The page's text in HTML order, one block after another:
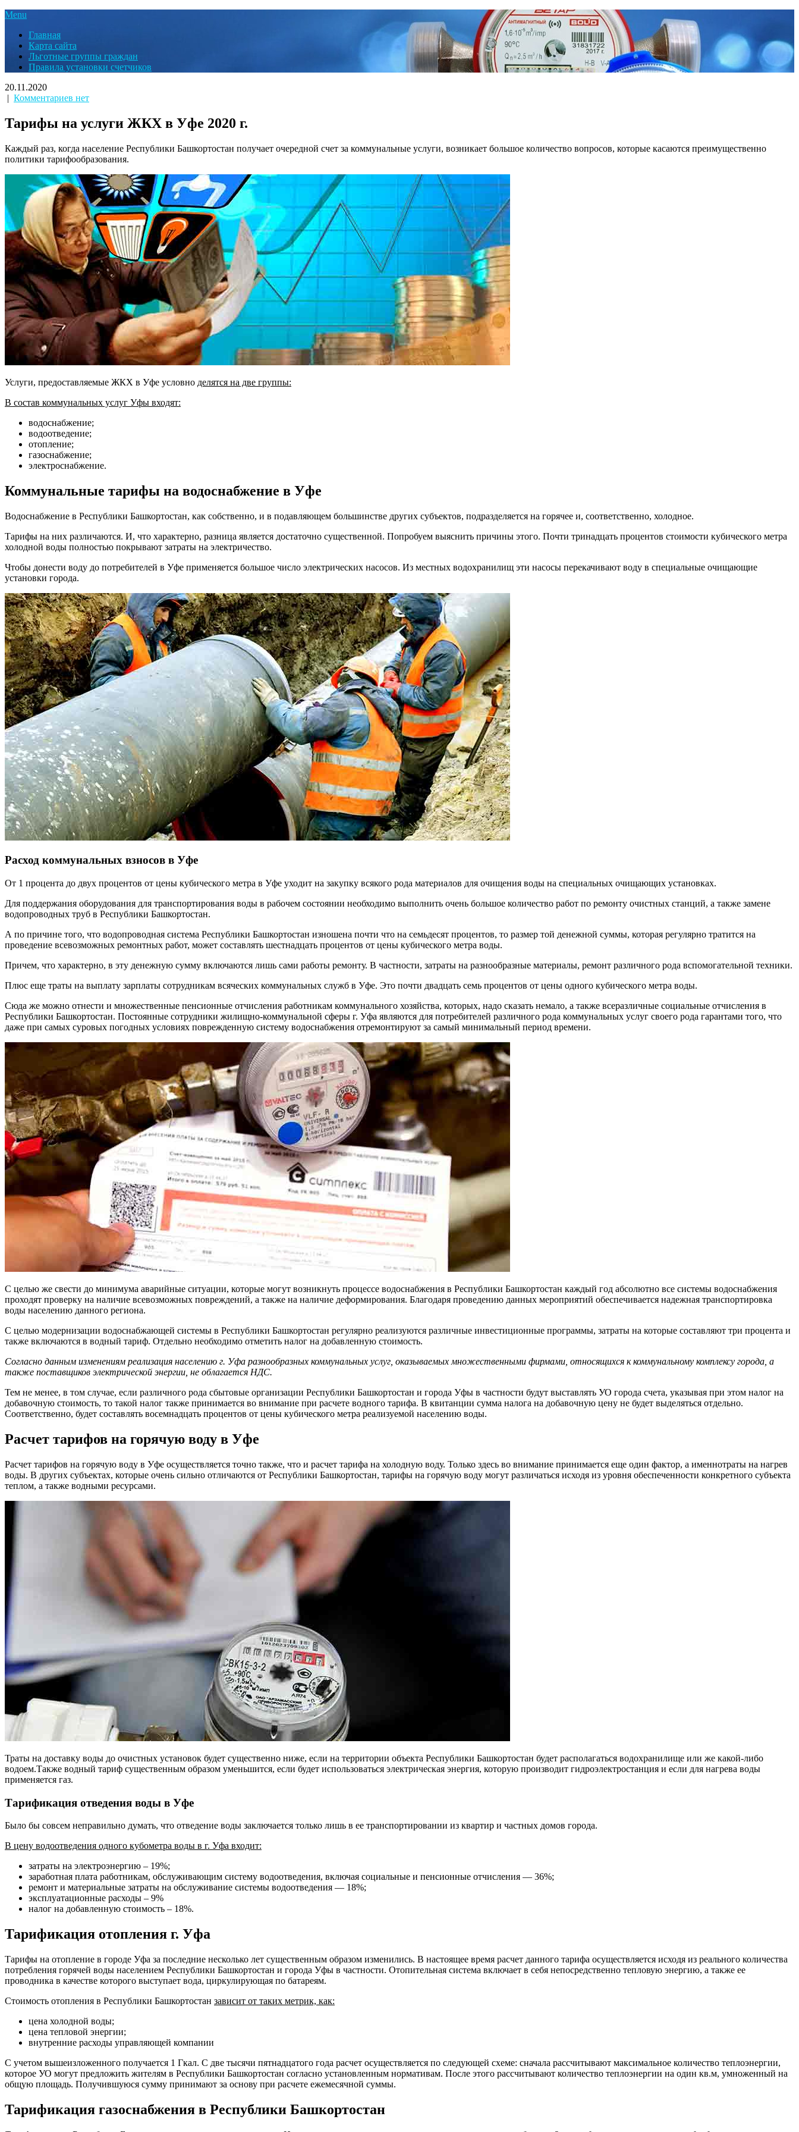
Menu
Главная
Карта сайта
Льготные группы граждан
Правила установки счетчиков
20.11.2020
| Комментариев нет
Тарифы на услуги ЖКХ в Уфе 2020 г.
Каждый раз, когда население Республики Башкортостан получает очередной счет за коммунальные услуги, возникает большое количество вопросов, которые касаются преимущественно
политики тарифообразования.
Услуги, предоставляемые ЖКХ в Уфе условно делятся на две группы:
В состав коммунальных услуг Уфы входят:
водоснабжение;
водоотведение;
отопление;
газоснабжение;
электроснабжение.
Коммунальные тарифы на водоснабжение в Уфе
Водоснабжение в Республики Башкортостан, как собственно, и в подавляющем большинстве других субъектов, подразделяется на горячее и, соответственно, холодное.
Тарифы на них различаются. И, что характерно, разница является достаточно существенной. Попробуем выяснить причины этого. Почти тринадцать процентов стоимости кубического метра
холодной воды полностью покрывают затраты на электричество.
Чтобы донести воду до потребителей в Уфе применяется большое число электрических насосов. Из местных водохранилищ эти насосы перекачивают воду в специальные очищающие
установки города.
Расход коммунальных взносов в Уфе
От 1 процента до двух процентов от цены кубического метра в Уфе уходит на закупку всякого рода материалов для очищения воды на специальных очищающих установках.
Для поддержания оборудования для транспортирования воды в рабочем состоянии необходимо выполнить очень большое количество работ по ремонту очистных станций, а также замене
водопроводных труб в Республики Башкортостан.
А по причине того, что водопроводная система Республики Башкортостан изношена почти что на семьдесят процентов, то размер той денежной суммы, которая регулярно тратится на
проведение всевозможных ремонтных работ, может составлять шестнадцать процентов от цены кубического метра воды.
Причем, что характерно, в эту денежную сумму включаются лишь сами работы ремонту. В частности, затраты на разнообразные материалы, ремонт различного рода вспомогательной техники.
Плюс еще траты на выплату зарплаты сотрудникам всяческих коммунальных служб в Уфе. Это почти двадцать семь процентов от цены одного кубического метра воды.
Сюда же можно отнести и множественные пенсионные отчисления работникам коммунального хозяйства, которых, надо сказать немало, а также всеразличные социальные отчисления в
Республики Башкортостан. Постоянные сотрудники жилищно-коммунальной сферы г. Уфа являются для потребителей различного рода коммунальных услуг своего рода гарантами того, что
даже при самых суровых погодных условиях поврежденную систему водоснабжения отремонтируют за самый минимальный период времени.
С целью же свести до минимума аварийные ситуации, которые могут возникнуть процессе водоснабжения в Республики Башкортостан каждый год абсолютно все системы водоснабжения
проходят проверку на наличие всевозможных повреждений, а также на наличие деформирования. Благодаря проведению данных мероприятий обеспечивается надежная транспортировка
воды населению данного региона.
С целью модернизации водоснабжающей системы в Республики Башкортостан регулярно реализуются различные инвестиционные программы, затраты на которые составляют три процента и
также включаются в водный тариф. Отдельно необходимо отметить налог на добавленную стоимость.
Согласно данным изменениям реализация населению г. Уфа разнообразных коммунальных услуг, оказываемых множественными фирмами, относящихся к коммунальному комплексу города, а
также поставщиков электрической энергии, не облагается НДС.
Тем не менее, в том случае, если различного рода сбытовые организации Республики Башкортостан и города Уфы в частности будут выставлять УО города счета, указывая при этом налог на
добавочную стоимость, то такой налог также принимается во внимание при расчете водного тарифа. В квитанции сумма налога на добавочную цену не будет выделяться отдельно.
Соответственно, будет составлять восемнадцать процентов от цены кубического метра реализуемой населению воды.
Расчет тарифов на горячую воду в Уфе
Расчет тарифов на горячую воду в Уфе осуществляется точно также, что и расчет тарифа на холодную воду. Только здесь во внимание принимается еще один фактор, а именнотраты на нагрев
воды. В других субъектах, которые очень сильно отличаются от Республики Башкортостан, тарифы на горячую воду могут различаться исходя из уровня обеспеченности конкретного субъекта
теплом, а также водными ресурсами.
Траты на доставку воды до очистных установок будет существенно ниже, если на территории объекта Республики Башкортостан будет располагаться водохранилище или же какой-либо
водоем.Также водный тариф существенным образом уменьшится, если будет использоваться электрическая энергия, которую производит гидроэлектростанция и если для нагрева воды
применяется газ.
Тарификация отведения воды в Уфе
Было бы совсем неправильно думать, что отведение воды заключается только лишь в ее транспортировании из квартир и частных домов города.
В цену водоотведения одного кубометра воды в г. Уфа входит:
затраты на электроэнергию – 19%;
заработная плата работникам, обслуживающим систему водоотведения, включая социальные и пенсионные отчисления — 36%;
ремонт и материальные затраты на обслуживание системы водоотведения — 18%;
эксплуатационные расходы – 9%
налог на добавленную стоимость – 18%.
Тарификация отопления г. Уфа
Тарифы на отопление в городе Уфа за последние несколько лет существенным образом изменились. В настоящее время расчет данного тарифа осуществляется исходя из реального количества
потребления горячей воды населением Республики Башкортостан и города Уфы в частности. Отопительная система включает в себя непосредственно тепловую энергию, а также ее
проводника в качестве которого выступает вода, циркулирующая по батареям.
Стоимость отопления в Республики Башкортостан зависит от таких метрик, как:
цена холодной воды;
цена тепловой энергии;
внутренние расходы управляющей компании
С учетом вышеизложенного получается 1 Гкал. С две тысячи пятнадцатого года расчет осуществляется по следующей схеме: сначала рассчитывают максимальное количество теплоэнергии,
которое УО могут предложить жителям в Республики Башкортостан согласно установленным нормативам. После этого рассчитывают количество теплоэнергии на один кв.м, умноженный на
общую площадь. Получившуюся сумму принимают за основу при расчете ежемесячной суммы.
Тарификация газоснабжения в Республики Башкортостан